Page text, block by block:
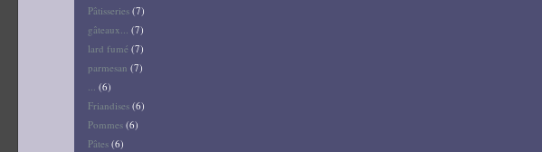
Pâtisseries (7)
gâteaux... (7)
lard fumé (7)
parmesan (7)
... (6)
Friandises (6)
Pommes (6)
Pâtes (6)